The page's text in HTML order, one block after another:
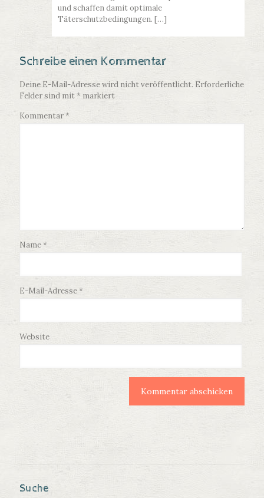
und schaffen damit optimale
Täterschutzbedingungen. […]
Schreibe einen Kommentar
Deine E-Mail-Adresse wird nicht veröffentlicht. Erforderliche
Felder sind mit* markiert
Kommentar*
Name*
E-Mail-Adresse*
Website
Suche